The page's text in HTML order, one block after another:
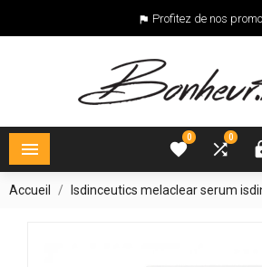
 Profitez de nos
 
0

0
Accueil Isdinceutics melaclear serum